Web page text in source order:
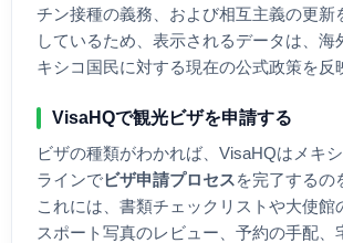
チン接種の義務、および相互主義の更新
しているため、表示されるデータは、海
キシコ 国民に対する現在の公式政策を反
VisaHQで観光ビザを申請する
ビザの種類がわかれば、VisaHQは メキ
ラインでビザ申請プロセスを完了するの
これには、書類チェックリストや大使館
スポート写真のレビュー、予約の手配、